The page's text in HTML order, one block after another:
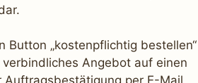
Button „kostenpflichtig bestellen“
Angebot auf einen
per E-Mail